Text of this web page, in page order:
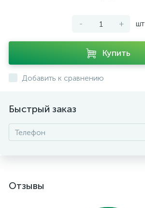
- + шт
Купить
Добавить к сравнению
Быстрый заказ
Отзывы